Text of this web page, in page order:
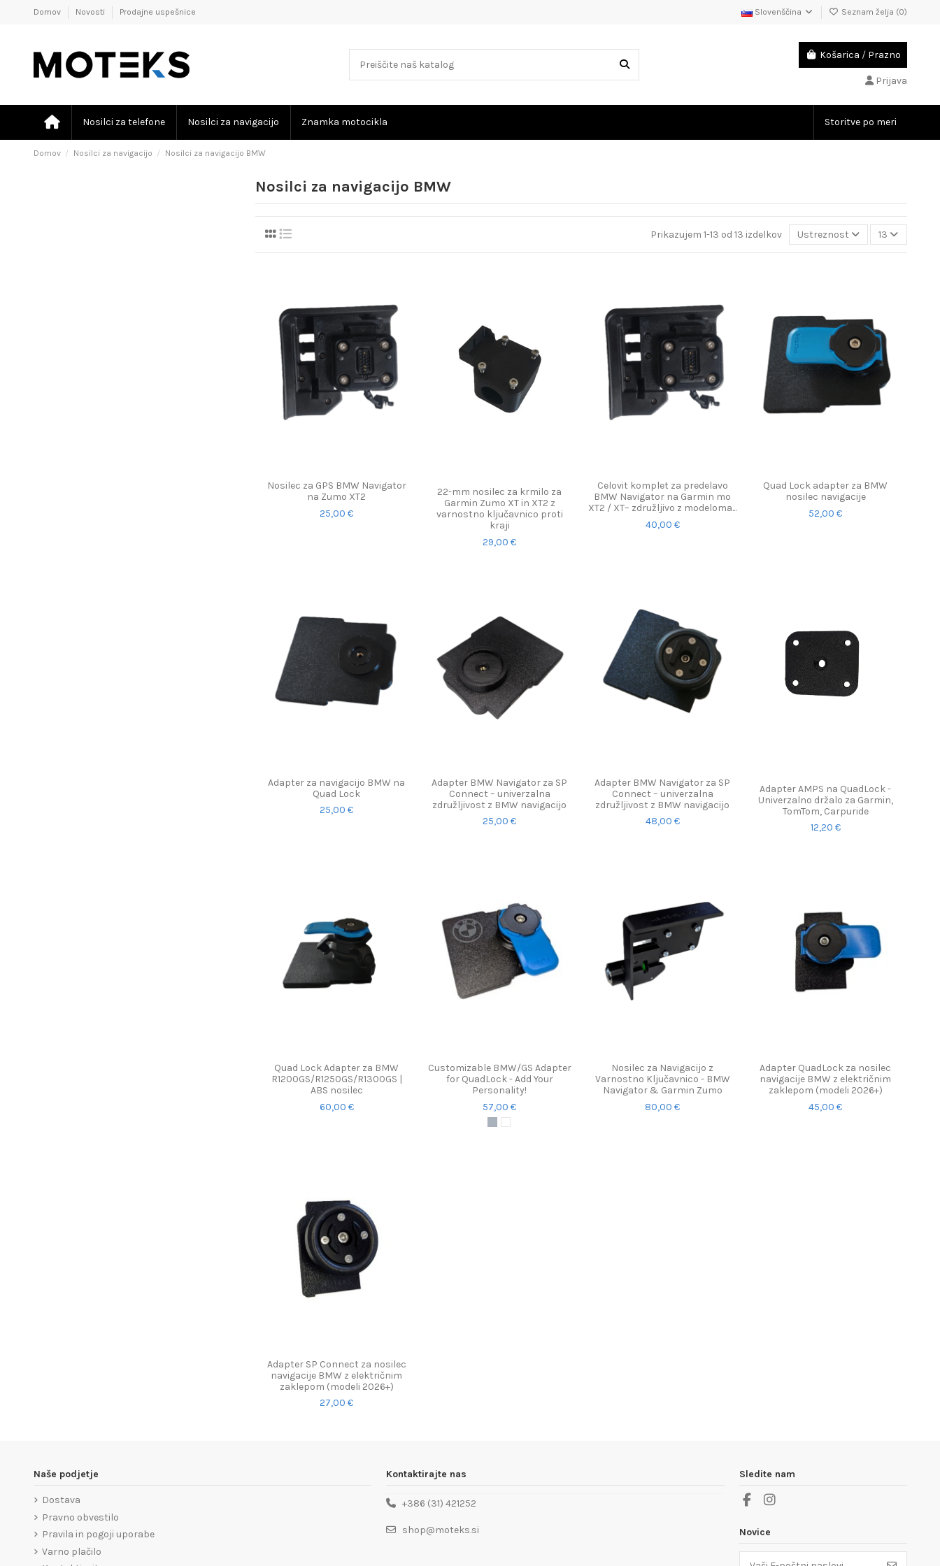
Domov Novosti Prodajne uspešnice Slovenščina Seznam želja (0)
Košarica / Prazno
Prijava
Nosilci za telefone Nosilci za navigacijo Znamka motocikla Storitve po meri
Domov Nosilci za navigacijo Nosilci za navigacijo BMW
Nosilci za navigacijo BMW
Prikazujem 1-13 od 13 izdelkov Ustreznost 13
Nosilec za GPS BMW Navigator
na Zumo XT2
25,00 €
22-mm nosilec za krmilo za
Garmin Zumo XT in XT2 z
varnostno ključavnico proti
kraji
29,00 €
Celovit komplet za predelavo
BMW Navigator na Garmin mo
XT2 / XT– združljivo z modeloma...
40,00 €
Quad Lock adapter za BMW
nosilec navigacije
52,00 €
Adapter za navigacijo BMW na
Quad Lock
25,00 €
Adapter BMW Navigator za SP
Connect – univerzalna
združljivost z BMW navigacijo
25,00 €
Adapter BMW Navigator za SP
Connect – univerzalna
združljivost z BMW navigacijo
48,00 €
Adapter AMPS na QuadLock -
Univerzalno držalo za Garmin,
TomTom, Carpuride
12,20 €
Quad Lock Adapter za BMW
R1200GS/R1250GS/R1300GS |
ABS nosilec
60,00 €
Customizable BMW/GS Adapter
for QuadLock - Add Your
Personality!
57,00 €
Nosilec za Navigacijo z
Varnostno Ključavnico - BMW
Navigator & Garmin Zumo
80,00 €
Adapter QuadLock za nosilec
navigacije BMW z električnim
zaklepom (modeli 2026+)
45,00 €
Adapter SP Connect za nosilec
navigacije BMW z električnim
zaklepom (modeli 2026+)
27,00 €
Naše podjetje
Dostava
Pravno obvestilo
Pravila in pogoji uporabe
Varno plačilo
Kontaktirajte nas
+386 (31) 421252
shop@moteks.si
Sledite nam
Novice